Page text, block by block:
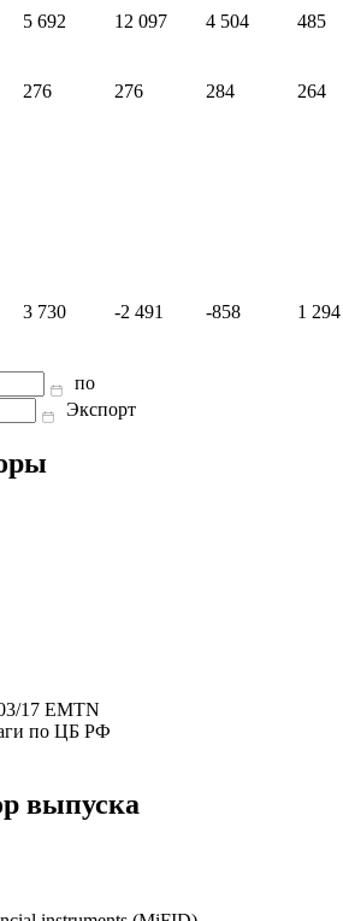
5 692 12 097 4 504
485
276 276 284 264
3 730 -2 491 -858 1 294
по
Экспорт
17 EMTN
по ЦБ РФ
выпуска